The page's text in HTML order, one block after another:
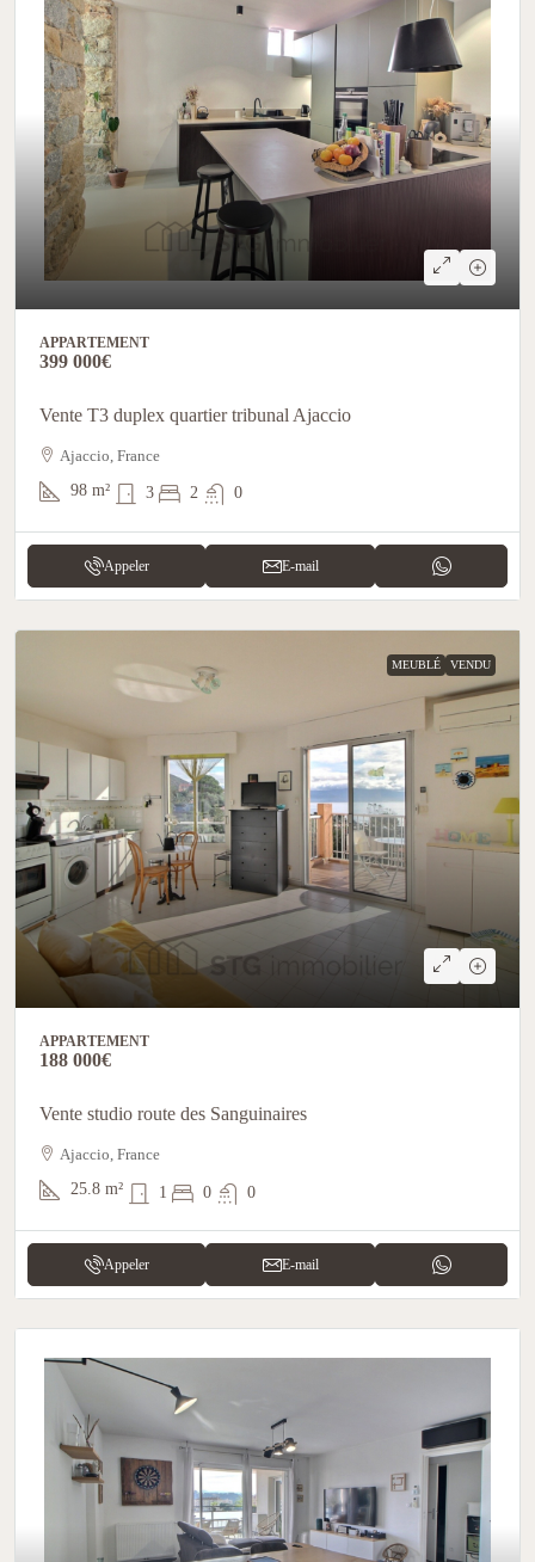
APPARTEMENT
399 000€
Vente T3 duplex quartier tribunal Ajaccio
Ajaccio, France
98 m² 3 2 0
Appeler E-mail
MEUBLÉ VENDU
APPARTEMENT
188 000€
Vente studio route des Sanguinaires
Ajaccio, France
25.8 m² 1 0 0
Appeler E-mail